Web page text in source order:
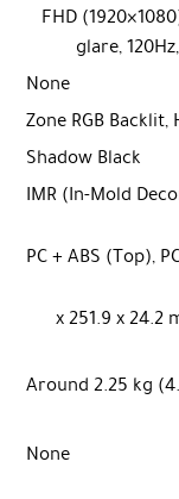
15.6″ FHD
glare,
None
Shadow Black
IMR (In-Mold
PC + ABS (Top),
359.6 x 251.9 x
Around 2.25 kg
None